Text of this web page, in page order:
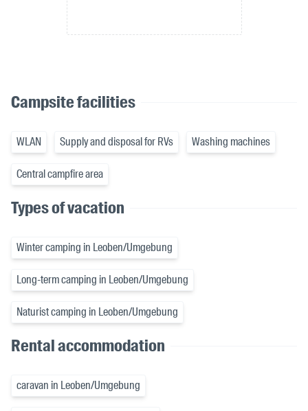
Campsite facilities
WLAN Supply and disposal for RVs Washing machines
Central campfire area
Types of vacation
Winter camping in Leoben/Umgebung
Long-term camping in Leoben/Umgebung
Naturist camping in Leoben/Umgebung
Rental accommodation
caravan in Leoben/Umgebung